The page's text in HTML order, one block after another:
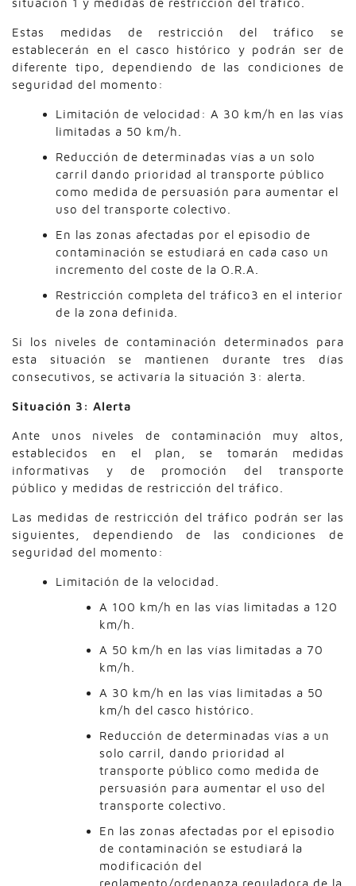
situación 1 y medidas de restricción del tráfico.
Estas medidas de restricción del tráfico se
establecerán en el casco histórico y podrán ser de
diferente tipo, dependiendo de las condiciones de
seguridad del momento:
Limitación de velocidad: A 30 km/h en las vías
limitadas a 50 km/h.
Reducción de determinadas vías a un solo
carril dando prioridad al transporte público
como medida de persuasión para aumentar el
uso del transporte colectivo.
En las zonas afectadas por el episodio de
contaminación se estudiará en cada caso un
incremento del coste de la O.R.A.
Restricción completa del tráfico3 en el interior
de la zona definida.
Si los niveles de contaminación determinados para
esta situación se mantienen durante tres días
consecutivos, se activaría la situación 3: alerta.
Situación 3: Alerta
Ante unos niveles de contaminación muy altos,
establecidos en el plan, se tomarán medidas
informativas y de promoción del transporte
público y medidas de restricción del tráfico.
Las medidas de restricción del tráfico podrán ser las
siguientes, dependiendo de las condiciones de
seguridad del momento:
Limitación de la velocidad.
A 100 km/h en las vías limitadas a 120
km/h.
A 50 km/h en las vías limitadas a 70
km/h.
A 30 km/h en las vías limitadas a 50
km/h del casco histórico.
Reducción de determinadas vías a un
solo carril, dando prioridad al
transporte público como medida de
persuasión para aumentar el uso del
transporte colectivo.
En las zonas afectadas por el episodio
de contaminación se estudiará la
modificación del
reglamento/ordenanza reguladora de la